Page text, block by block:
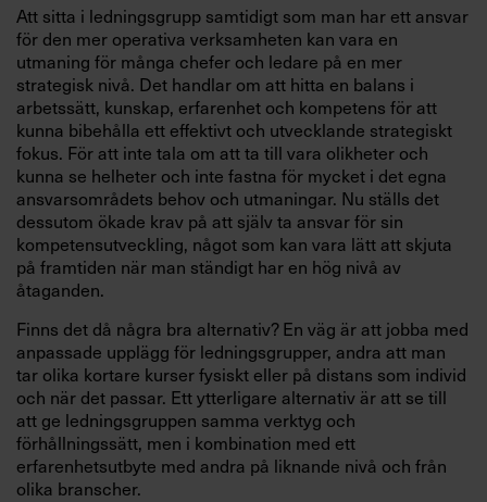
Chefakademin+
Att sitta i ledningsgrupp samtidigt som man har ett ansvar
för den mer operativa verksamheten kan vara en
utmaning för många chefer och ledare på en mer
strategisk nivå. Det handlar om att hitta en balans i
arbetssätt, kunskap, erfarenhet och kompetens för att
kunna bibehålla ett effektivt och utvecklande strategiskt
fokus. För att inte tala om att ta till vara olikheter och
kunna se helheter och inte fastna för mycket i det egna
ansvarsområdets behov och utmaningar. Nu ställs det
dessutom ökade krav på att själv ta ansvar för sin
kompetensutveckling, något som kan vara lätt att skjuta
på framtiden när man ständigt har en hög nivå av
åtaganden.
Finns det då några bra alternativ? En väg är att jobba med
anpassade upplägg för ledningsgrupper, andra att man
tar olika kortare kurser fysiskt eller på distans som individ
och när det passar. Ett ytterligare alternativ är att se till
att ge ledningsgruppen samma verktyg och
förhållningssätt, men i kombination med ett
erfarenhetsutbyte med andra på liknande nivå och från
olika branscher.